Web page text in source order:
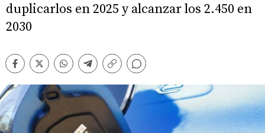
duplicarlos en 2025 y alcanzar los 2.450 en
2030
Facebook
TwitterWhatsappTelegram
Copiar
Comentarios